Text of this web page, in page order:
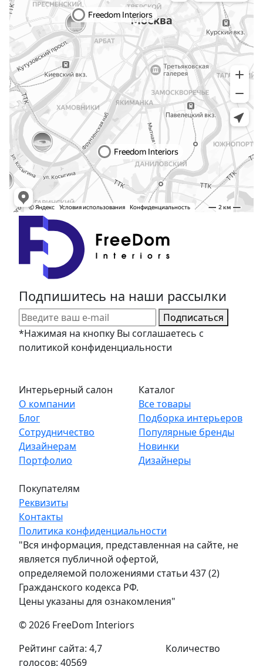
Интерьерный салон
О компании
Блог
Сотрудничество
Дизайнерам
Портфолио
Каталог
Все товары
Подборка интерьеров
Популярные бренды
Новинки
Дизайнеры
Покупателям
Реквизиты
Контакты
Подпишитесь на наши рассылки
Подписаться
*Нажимая на кнопку Вы соглашаетесь с
политикой конфиденциальности
Политика конфиденциальности
"Вся информация, представленная на сайте, не
является публичной офертой,
определяемой положениями статьи 437 (2)
Гражданского кодекса РФ.
Цены указаны для ознакомления"
© 2026 FreeDom Interiors
Рейтинг сайта: 4,7
Количество
голосов: 40569